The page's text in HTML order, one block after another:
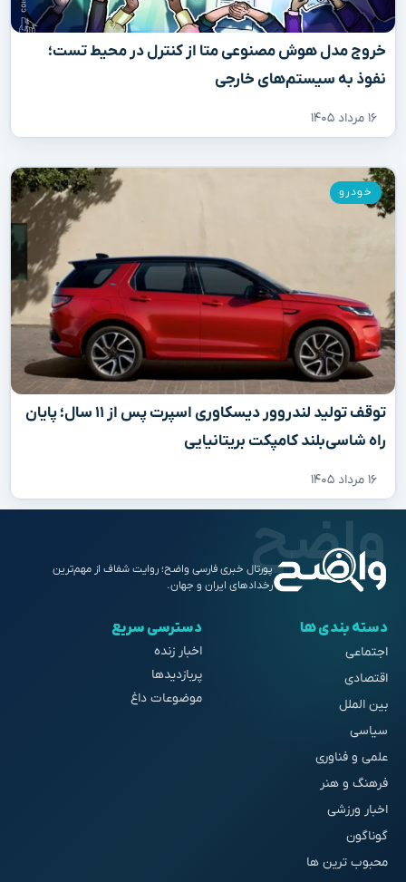
خروج مدل هوش مصنوعی متا از کنترل در محیط تست؛
نفوذ به سیستم‌های خارجی
۱۶ مرداد ۱۴۰۵
توقف تولید لندروور دیسکاوری اسپرت پس از ۱۱ سال؛ پایان
راه شاسی‌بلند کامپکت بریتانیایی
۱۶ مرداد ۱۴۰۵
خودرو
پورتال خبری فارسی واضح؛ روایت شفاف از مهم‌ترین
رخدادهای ایران و جهان.
دسته بندی ها
اجتماعی
اقتصادی
بین الملل
سیاسی
علمی و فناوری
فرهنگ و هنر
اخبار ورزشی
گوناگون
محبوب ترین ها
دسترسی سریع
اخبار زنده
پربازدیدها
موضوعات داغ